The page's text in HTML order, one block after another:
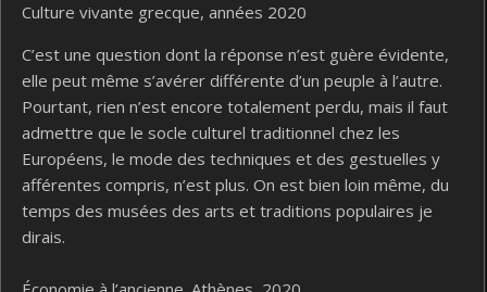
Culture vivante grecque, années 2020
C’est une question dont la réponse n’est guère évidente,
elle peut même s’avérer différente d’un peuple à l’autre.
Pourtant, rien n’est encore totalement perdu, mais il faut
admettre que le socle culturel traditionnel chez les
Européens, le mode des techniques et des gestuelles y
afférentes compris, n’est plus. On est bien loin même, du
temps des musées des arts et traditions populaires je
dirais.